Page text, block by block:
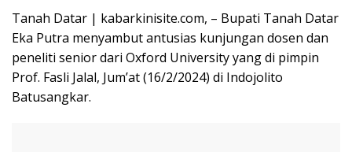
Tanah Datar | kabarkinisite.com, – Bupati Tanah Datar
Eka Putra menyambut antusias kunjungan dosen dan
peneliti senior dari Oxford University yang di pimpin
Prof. Fasli Jalal, Jum’at (16/2/2024) di Indojolito
Batusangkar.